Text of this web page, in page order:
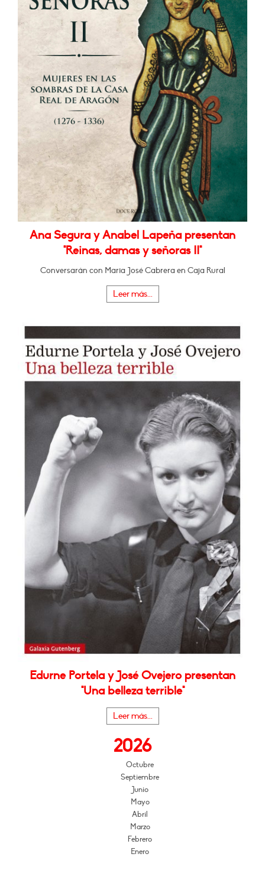
Ana Segura y Anabel Lapeña presentan
"Reinas, damas y señoras II"
Conversarán con Maria José Cabrera en Caja Rural
Leer más...
Edurne Portela y José Ovejero presentan
"Una belleza terrible"
Leer más...
2026
Octubre
Septiembre
Junio
Mayo
Abril
Marzo
Febrero
Enero